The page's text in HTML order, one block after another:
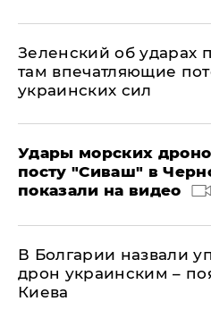
Зеленский об ударах
там впечатляющие
украинских сил
Удары морских
посту "Сиваш" в
показали на видео
В Болгарии назвали
дрон украинским –
Киева